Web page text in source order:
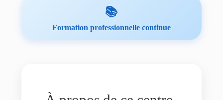
📚
Formation professionnelle continue